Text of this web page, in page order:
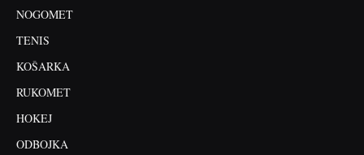
NOGOMET
TENIS
KOŠARKA
RUKOMET
HOKEJ
ODBOJKA